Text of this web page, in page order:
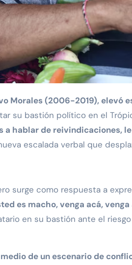
Morales (2006-2019), elevó
su bastión político en el
a hablar de reivindicaciones,
escalada verbal que
surge como respuesta a
es macho, venga acá,
en su bastión ante el
de un escenario de